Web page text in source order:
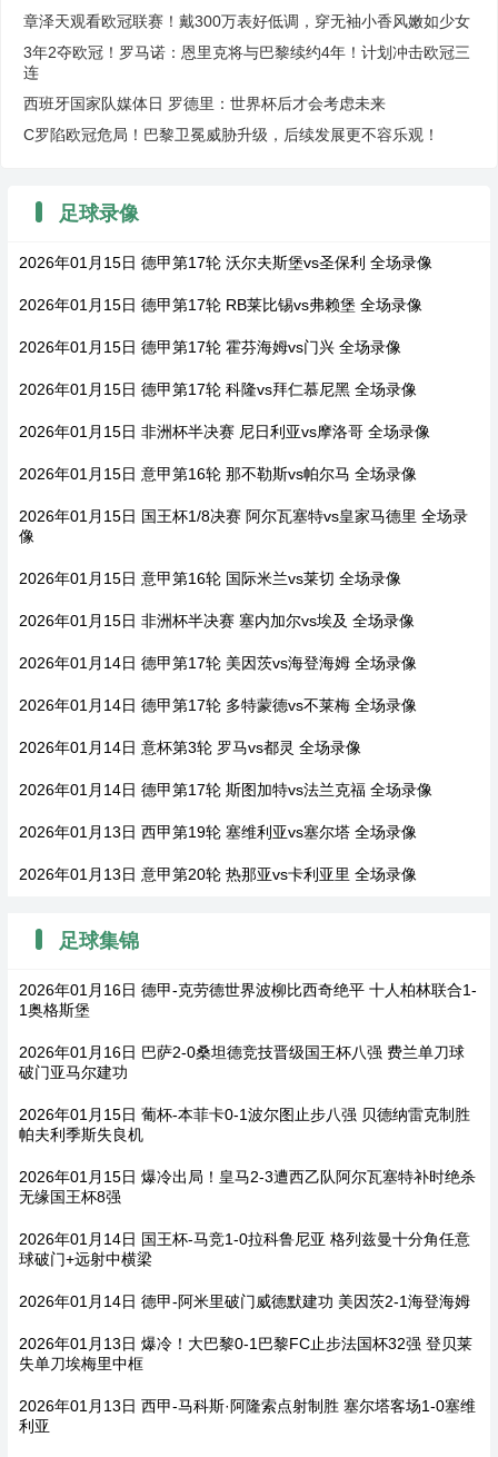
章泽天观看欧冠联赛！戴300万表好低调，穿无袖小香风嫩如少女
3年2夺欧冠！罗马诺：恩里克将与巴黎续约4年！计划冲击欧冠三
连
西班牙国家队媒体日 罗德里：世界杯后才会考虑未来
C罗陷欧冠危局！巴黎卫冕威胁升级，后续发展更不容乐观！
足球录像
2026年01月15日 德甲第17轮 沃尔夫斯堡vs圣保利 全场录像
2026年01月15日 德甲第17轮 RB莱比锡vs弗赖堡 全场录像
2026年01月15日 德甲第17轮 霍芬海姆vs门兴 全场录像
2026年01月15日 德甲第17轮 科隆vs拜仁慕尼黑 全场录像
2026年01月15日 非洲杯半决赛 尼日利亚vs摩洛哥 全场录像
2026年01月15日 意甲第16轮 那不勒斯vs帕尔马 全场录像
2026年01月15日 国王杯1/8决赛 阿尔瓦塞特vs皇家马德里 全场录
像
2026年01月15日 意甲第16轮 国际米兰vs莱切 全场录像
2026年01月15日 非洲杯半决赛 塞内加尔vs埃及 全场录像
2026年01月14日 德甲第17轮 美因茨vs海登海姆 全场录像
2026年01月14日 德甲第17轮 多特蒙德vs不莱梅 全场录像
2026年01月14日 意杯第3轮 罗马vs都灵 全场录像
2026年01月14日 德甲第17轮 斯图加特vs法兰克福 全场录像
2026年01月13日 西甲第19轮 塞维利亚vs塞尔塔 全场录像
2026年01月13日 意甲第20轮 热那亚vs卡利亚里 全场录像
足球集锦
2026年01月16日 德甲-克劳德世界波柳比西奇绝平 十人柏林联合1-
1奥格斯堡
2026年01月16日 巴萨2-0桑坦德竞技晋级国王杯八强 费兰单刀球
破门亚马尔建功
2026年01月15日 葡杯-本菲卡0-1波尔图止步八强 贝德纳雷克制胜
帕夫利季斯失良机
2026年01月15日 爆冷出局！皇马2-3遭西乙队阿尔瓦塞特补时绝杀
无缘国王杯8强
2026年01月14日 国王杯-马竞1-0拉科鲁尼亚 格列兹曼十分角任意
球破门+远射中横梁
2026年01月14日 德甲-阿米里破门威德默建功 美因茨2-1海登海姆
2026年01月13日 爆冷！大巴黎0-1巴黎FC止步法国杯32强 登贝莱
失单刀埃梅里中框
2026年01月13日 西甲-马科斯·阿隆索点射制胜 塞尔塔客场1-0塞维
利亚